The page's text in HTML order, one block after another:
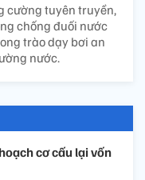
cường tuyên truyền,
chống đuối nước
trào dạy bơi an
nước.
cơ cấu lại vốn